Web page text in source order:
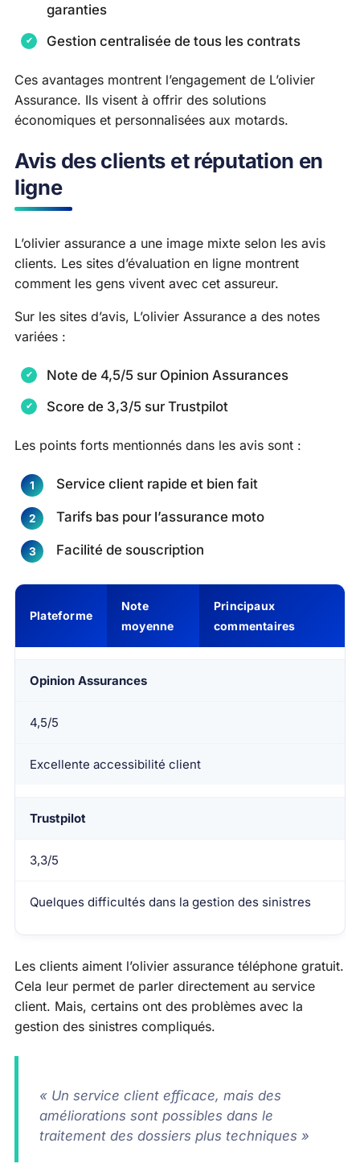
garanties
Gestion centralisée de tous les contrats
Ces avantages montrent l’engagement de L’olivier
Assurance. Ils visent à offrir des solutions
économiques et personnalisées aux motards.
Avis des clients et réputation en
ligne
L’olivier assurance a une image mixte selon les avis
clients. Les sites d’évaluation en ligne montrent
comment les gens vivent avec cet assureur.
Sur les sites d’avis, L’olivier Assurance a des notes
variées :
Note de 4,5/5 sur Opinion Assurances
Score de 3,3/5 sur Trustpilot
Les points forts mentionnés dans les avis sont :
Service client rapide et bien fait
Tarifs bas pour l’assurance moto
Facilité de souscription
Plateforme
Note
moyenne
Principaux
commentaires
Opinion Assurances
4,5/5
Excellente accessibilité client
Trustpilot
3,3/5
Quelques difficultés dans la gestion des sinistres
Les clients aiment l’olivier assurance téléphone gratuit.
Cela leur permet de parler directement au service
client. Mais, certains ont des problèmes avec la
gestion des sinistres compliqués.
« Un service client efficace, mais des
améliorations sont possibles dans le
traitement des dossiers plus techniques »